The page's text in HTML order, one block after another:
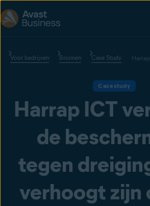
Voor bedrijven Bronnen Case Study
Casestudy
Harrap ICT
de
tegen
verhoogt zijn